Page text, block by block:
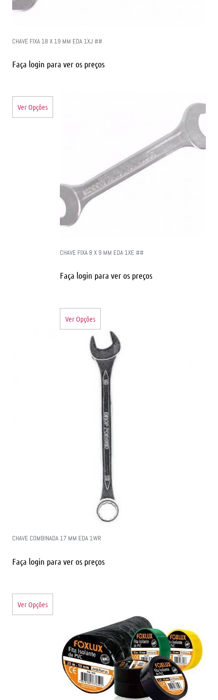
CHAVE FIXA 18 X 19 MM EDA 1XJ ##
Faça login para ver os preços
Ver Opções
CHAVE FIXA 8 X 9 MM EDA 1XE ##
Faça login para ver os preços
Ver Opções
CHAVE COMBINADA 17 MM EDA 1WR
Faça login para ver os preços
Ver Opções